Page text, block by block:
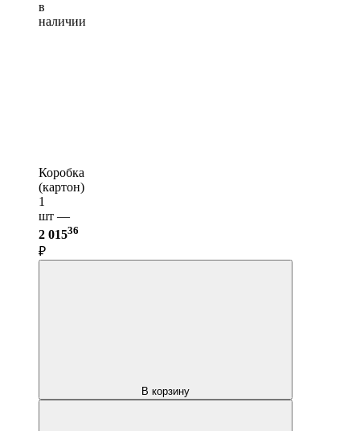
в
наличии
Коробка
(картон)
1
шт —
2 01536
₽
В корзину